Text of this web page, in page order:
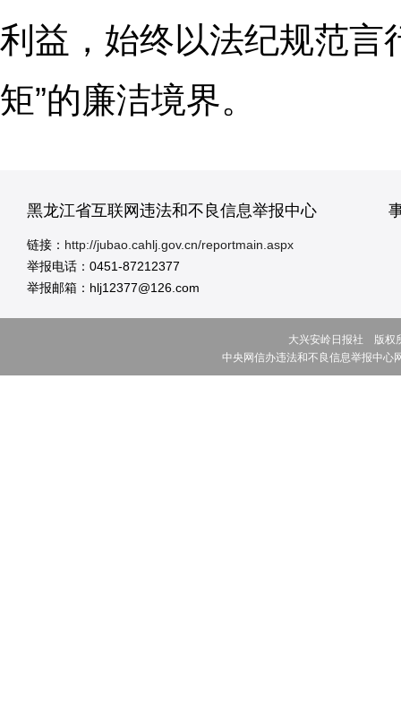
利益，始终以法纪规范言
矩”的廉洁境界。
黑龙江省互联网违法和不良信息举报中心
链接： http://jubao.cahlj.gov.cn/reportmain.aspx
举报电话：0451-87212377
举报邮箱：hlj12377@126.com
大兴安岭日报社 版
中央网信办违法和不良信息举报中心